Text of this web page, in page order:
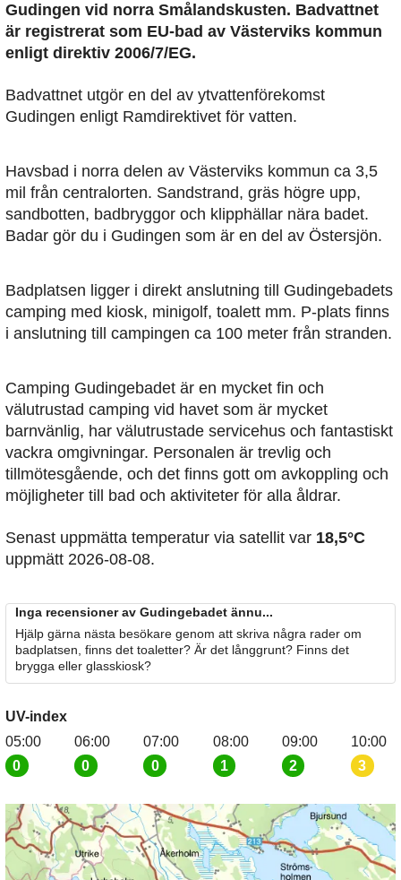
Gudingen vid norra Smålandskusten. Badvattnet
är registrerat som EU-bad av Västerviks kommun
enligt direktiv 2006/7/EG.
Badvattnet utgör en del av ytvattenförekomst
Gudingen enligt Ramdirektivet för vatten.
Havsbad i norra delen av Västerviks kommun ca 3,5
mil från centralorten. Sandstrand, gräs högre upp,
sandbotten, badbryggor och klipphällar nära badet.
Badar gör du i Gudingen som är en del av Östersjön.
Badplatsen ligger i direkt anslutning till Gudingebadets
camping med kiosk, minigolf, toalett mm. P-plats finns
i anslutning till campingen ca 100 meter från stranden.
Camping Gudingebadet är en mycket fin och
välutrustad camping vid havet som är mycket
barnvänlig, har välutrustade servicehus och fantastiskt
vackra omgivningar. Personalen är trevlig och
tillmötesgående, och det finns gott om avkoppling och
möjligheter till bad och aktiviteter för alla åldrar.
Senast uppmätta temperatur via satellit var 18,5°C
uppmätt 2026-08-08.
Inga recensioner av Gudingebadet ännu...
Hjälp gärna nästa besökare genom att skriva några rader om
badplatsen, finns det toaletter? Är det långgrunt? Finns det
brygga eller glasskiosk?
UV-index
05:00
0
06:00
0
07:00
0
08:00
1
09:00
2
10:00
3